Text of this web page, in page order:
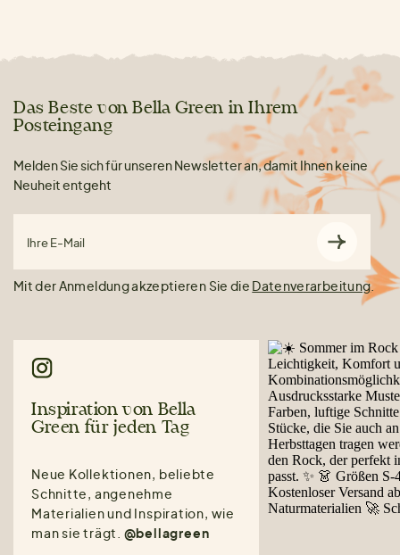
Das Beste von Bella Green in Ihrem
Posteingang
Melden Sie sich für unseren Newsletter an, damit Ihnen keine
Neuheit entgeht
Ihre E-Mail
Mit der Anmeldung akzeptieren Sie die Datenverarbeitung.
Inspiration von Bella
Green für jeden Tag
Neue Kollektionen, beliebte
Schnitte, angenehme
Materialien und Inspiration, wie
man sie trägt. @bellagreen